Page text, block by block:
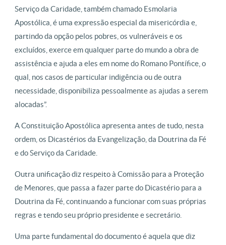
Serviço da Caridade, também chamado Esmolaria
Apostólica, é uma expressão especial da misericórdia e,
partindo da opção pelos pobres, os vulneráveis ​​e os
excluídos, exerce em qualquer parte do mundo a obra de
assistência e ajuda a eles em nome do Romano Pontífice, o
qual, nos casos de particular indigência ou de outra
necessidade, disponibiliza pessoalmente as ajudas a serem
alocadas”.
A Constituição Apostólica apresenta antes de tudo, nesta
ordem, os Dicastérios da Evangelização, da Doutrina da Fé
e do Serviço da Caridade.
Outra unificação diz respeito à Comissão para a Proteção
de Menores, que passa a fazer parte do Dicastério para a
Doutrina da Fé, continuando a funcionar com suas próprias
regras e tendo seu próprio presidente e secretário.
Uma parte fundamental do documento é aquela que diz